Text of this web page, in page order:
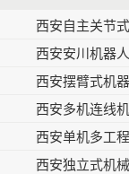
西安自主关节
西安安川机器
西安摆臂式机
西安多机连线
西安单机多工
西安独立式机